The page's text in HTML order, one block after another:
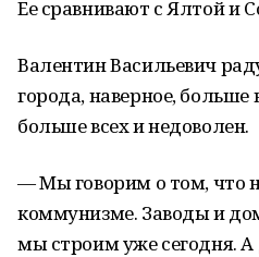
Ее сравнивают с Ялтой и
Валентин Васильевич
города, наверное,
больше всех и недоволен.
— Мы говорим о том, что
коммунизме. Заводы и
мы строим уже сегодня. А